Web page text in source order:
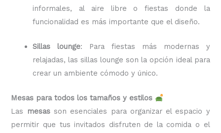
informales, al aire libre o fiestas donde la
funcionalidad es más importante que el diseño.
Sillas lounge: Para fiestas más modernas y
relajadas, las sillas lounge son la opción ideal para
crear un ambiente cómodo y único.
Mesas para todos los tamaños y estilos
Las
mesasson esenciales para organizar el espacio y
permitir que tus invitados disfruten de la comida o el